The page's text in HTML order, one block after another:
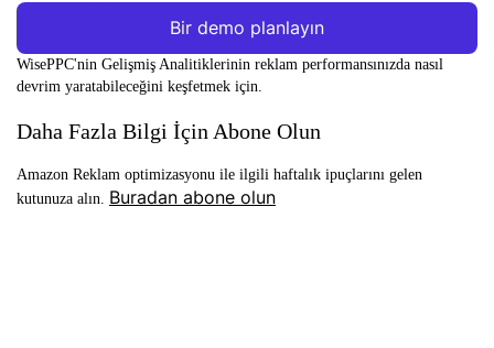
Bir demo planlayın
WisePPC'nin Gelişmiş Analitiklerinin reklam performansınızda nasıl
devrim yaratabileceğini keşfetmek için.
Daha Fazla Bilgi İçin Abone Olun
Amazon Reklam optimizasyonu ile ilgili haftalık ipuçlarını gelen
kutunuza alın. Buradan abone olun